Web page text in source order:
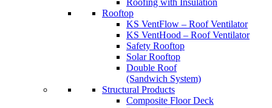
Roofing with Insulation
Rooftop
KS VentFlow – Roof Ventilator
KS VentHood – Roof Ventilator
Safety Rooftop
Solar Rooftop
Double Roof
(Sandwich System)
Structural Products
Composite Floor Deck